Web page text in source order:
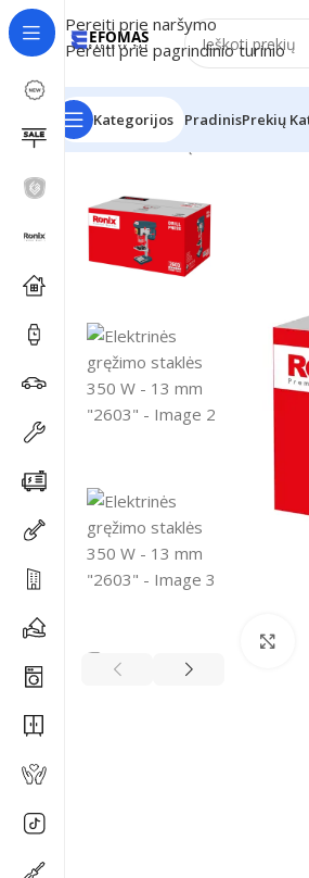
Pereiti prie naršymo
Pereiti prie pagrindinio turinio
Kategorijos PradinisPrekių
Pradžia Ronix Įrankiai